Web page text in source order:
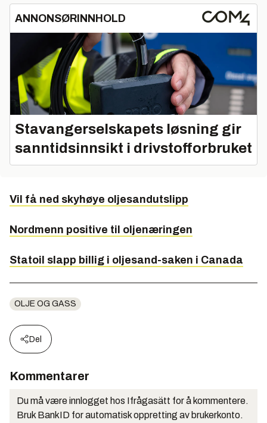
ANNONSØRINNHOLD
Stavangerselskapets løsning gir
sanntidsinnsikt i drivstofforbruket
Vil få ned skyhøye oljesandutslipp
Nordmenn positive til oljenæringen
Statoil slapp billig i oljesand-saken i Canada
OLJE OG GASS
Del
Kommentarer
Du må være innlogget hos Ifrågasätt for å kommentere.
Bruk BankID for automatisk oppretting av brukerkonto.